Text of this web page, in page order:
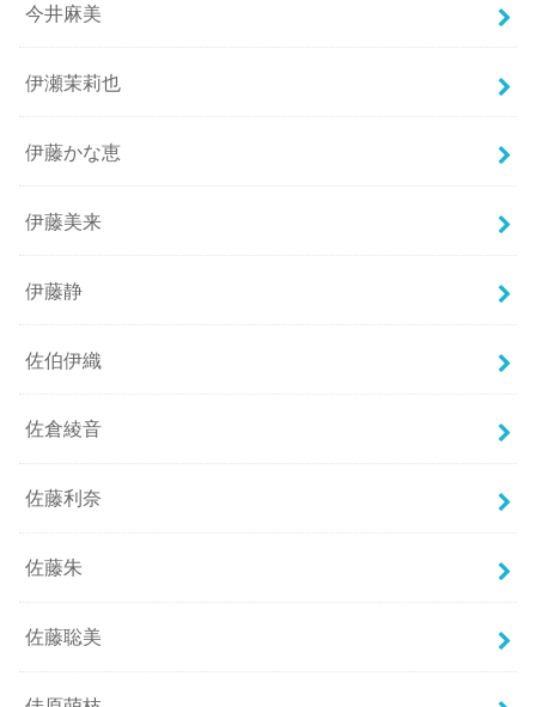
今井麻美
伊瀬茉莉也
伊藤かな恵
伊藤美来
伊藤静
佐伯伊織
佐倉綾音
佐藤利奈
佐藤朱
佐藤聡美